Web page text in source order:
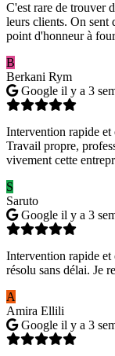
C'est rare de trouver
leurs clients. On sent
point d'honneur à
B
Berkani Rym
Google il y a 3
Intervention rapide
Travail propre,
vivement cette
S
Saruto
Google il y a 3
Intervention rapide
résolu sans délai. Je
A
Amira Ellili
Google il y a 3